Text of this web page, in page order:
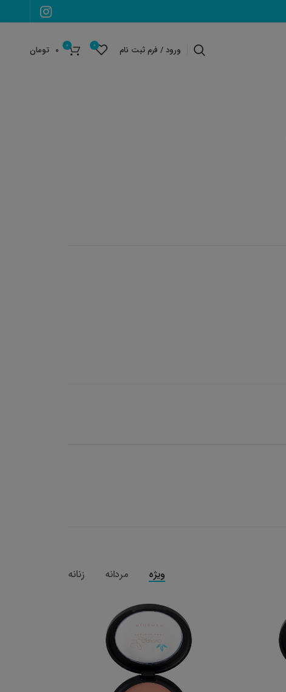
ورود / فرم ثبت نام 0
0 ۰ تومان
ویژه مردانه زنانه